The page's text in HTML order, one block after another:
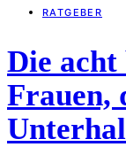
RATGEBER
Die acht
Frauen,